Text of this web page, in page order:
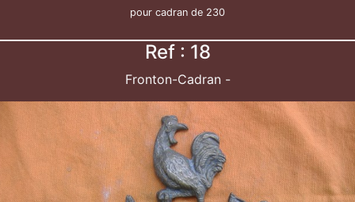
pour cadran de 230
Ref : 18
Fronton-Cadran -